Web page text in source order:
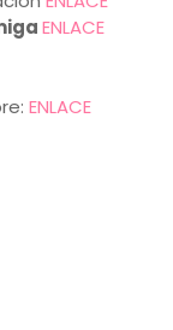
ENLACE
ENLACE